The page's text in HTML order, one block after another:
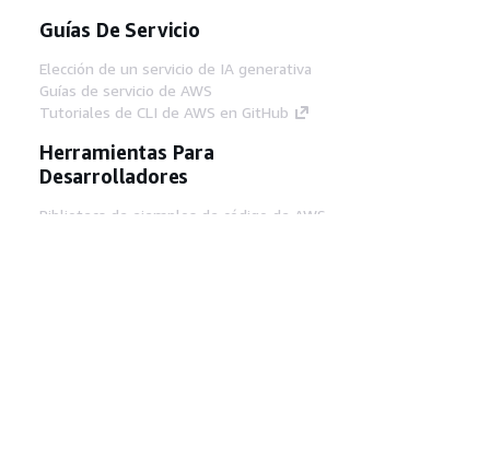
Guías De Servicio
Elección de un servicio de IA generativa
Guías de servicio de AWS
Tutoriales de CLI de AWS en GitHub
Herramientas Para
Desarrolladores
Biblioteca de ejemplos de código de AWS